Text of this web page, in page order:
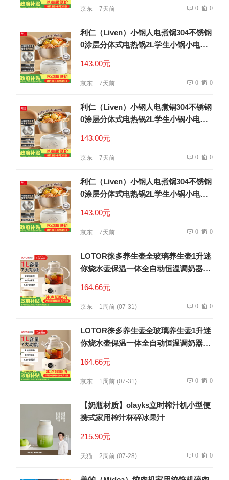
京东 7天前 0 0
利仁（Liven）小钢人电煮锅304不锈钢
0涂层分体式电热锅2L学生小锅小电锅
143.00元
京东 7天前 0 0
利仁（Liven）小钢人电煮锅304不锈钢
0涂层分体式电热锅2L学生小锅小电锅
143.00元
京东 7天前 0 0
利仁（Liven）小钢人电煮锅304不锈钢
0涂层分体式电热锅2L学生小锅小电锅
143.00元
京东 7天前 0 0
LOTOR徕多养生壶全玻璃养生壶1升迷
你烧水壶保温一体全自动恒温调奶器电
164.66元
京东 1周前 (07-31) 0 0
LOTOR徕多养生壶全玻璃养生壶1升迷
你烧水壶保温一体全自动恒温调奶器电
164.66元
京东 1周前 (07-31) 0 0
【奶瓶材质】olayks立时榨汁机小型便
携式家用榨汁杯碎冰果汁
215.90元
天猫 2周前 (07-28) 0 0